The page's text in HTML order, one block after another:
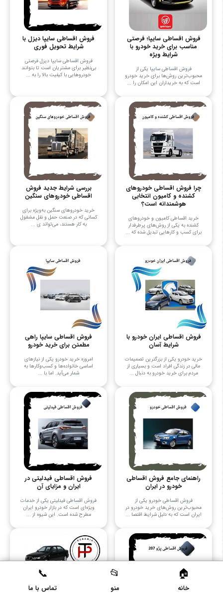
فروش اقساطی سایپا؛ فرصتی
مناسب برای خرید خودرو با
شرایط ویژه
فروش اقساطی سایپا یکی از
محبوب‌ترین روش‌ها برای خرید خودرو
است که به خریداران این امکان را ...
فروش اقساطی سایپا دیزل با
شرایط تحویل فوری
فروش اقساطی سایپا دیزل فرصتی
بی‌نظیر برای مشتریان است تا بتوانند
خودروهایی با کیفیت بالا را به ...
چرا فروش اقساطی خودروهای
کشنده و کامیون انتخابی
هوشمندانه است؟
خرید اقساطی کامیون و خودروهای
کشنده به یکی از روش‌های پرطرفدار
برای کسب و کارهایی تبدیل شده که ...
بررسی شرایط جدید فروش
اقساطی خودروهای سنگین
خرید خودروهای سنگین به‌ویژه برای
کسانی که در صنعت حمل و نقل مشغول
به کار هستند، می‌تواند ی ...
فروش اقساطی ایران خودرو با
شرایط آسان
خرید خودرو یکی از بزرگترین تصمیمات
مالی در زندگی افراد است و بسیاری از
مردم برای خرید خودرو به دنبال ...
فروش اقساطی سایپا راهی
مطمئن برای خرید خودرو
امروزه خرید خودرو یکی از نیازهای
اساسی خانواده‌ها و کسب‌وکارها به
شمار می‌آید. اما با ...
راهنمای جامع فروش اقساطی
خودرو در ایران
فروش اقساطی خودرو یکی از
محبوب‌ترین روش‌های خرید خودرو در
ایران است که به دلیل شرایط اقتصا ...
فروش اقساطی فیدلیتی در
ایران و مزایای آن
فروش اقساطی فیدلیتی یکی از خدمات
ویژه‌ای است که در بازار خودرو ایران
مطرح شده است. این شیوه از ...
فروش اقساطی ایران خودرو و
مزایای آن
خانه منو تماس با ما